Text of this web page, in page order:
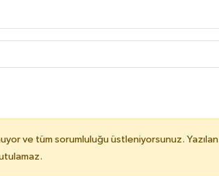
ve tüm sorumluluğu üstleniyorsunuz. Yazılan